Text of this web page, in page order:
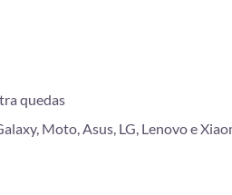
quedas
Moto, Asus, LG, Lenovo e